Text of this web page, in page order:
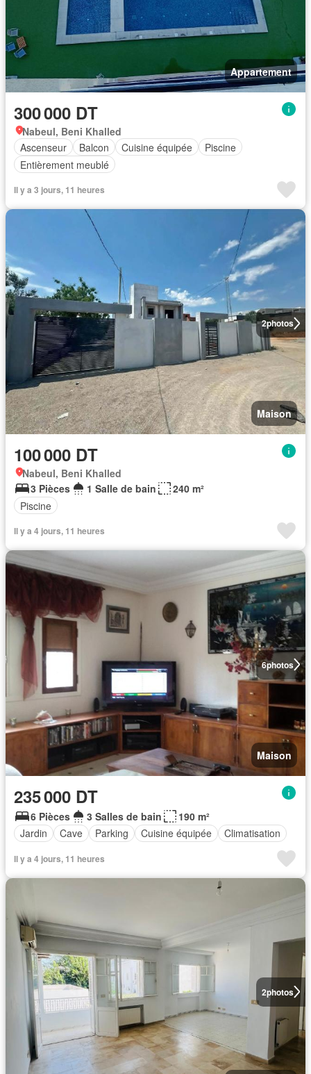
Appartement
300 000 DT
Nabeul, Beni Khalled
Ascenseur
Balcon Cuisine équipée
Piscine
Entièrement meublé
Il y a 3 jours, 11 heures
2photos
Maison
100 000 DT
Nabeul, Beni Khalled
3 Pièces
1 Salle de bain
240 m²
Piscine
Il y a 4 jours, 11 heures
6photos
Maison
235 000 DT
6 Pièces 3 Salles de bain
190 m²
Jardin
Cave Parking Cuisine équipée Climatisation
Il y a 4 jours, 11 heures
2photos